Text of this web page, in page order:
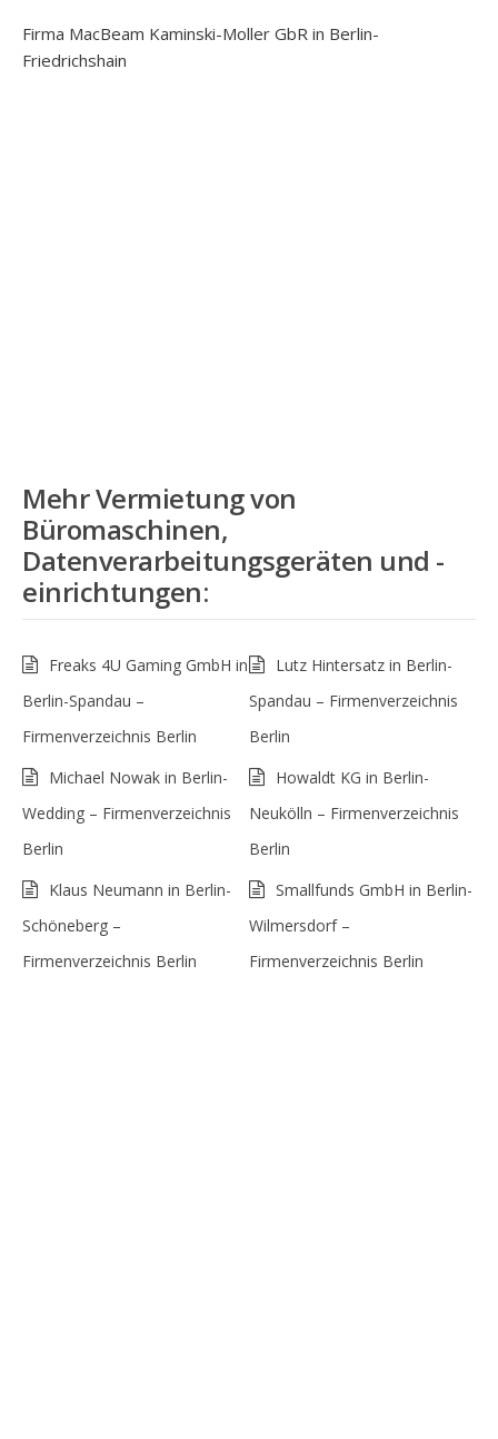
Firma MacBeam Kaminski-Moller GbR in Berlin-
Friedrichshain
MehrVermietung von
Büromaschinen,
Datenverarbeitungsgeräten und -
einrichtungen:
Freaks 4U Gaming GmbH in
Berlin-Spandau –
Firmenverzeichnis Berlin
Lutz Hintersatz in Berlin-
Spandau – Firmenverzeichnis
Berlin
Michael Nowak in Berlin-
Wedding – Firmenverzeichnis
Berlin
Howaldt KG in Berlin-
Neukölln – Firmenverzeichnis
Berlin
Klaus Neumann in Berlin-
Schöneberg –
Firmenverzeichnis Berlin
Smallfunds GmbH in Berlin-
Wilmersdorf –
Firmenverzeichnis Berlin